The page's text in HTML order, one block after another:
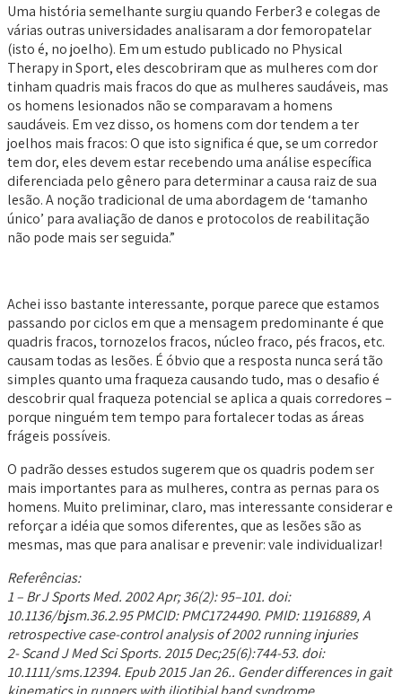
Uma história semelhante surgiu quando Ferber3 e colegas de
várias outras universidades analisaram a dor femoropatelar
(isto é, no joelho). Em um estudo publicado no Physical
Therapy in Sport, eles descobriram que as mulheres com dor
tinham quadris mais fracos do que as mulheres saudáveis, mas
os homens lesionados não se comparavam a homens
saudáveis. Em vez disso, os homens com dor tendem a ter
joelhos mais fracos: O que isto significa é que, se um corredor
tem dor, eles devem estar recebendo uma análise específica
diferenciada pelo gênero para determinar a causa raiz de sua
lesão. A noção tradicional de uma abordagem de ‘tamanho
único’ para avaliação de danos e protocolos de reabilitação
não pode mais ser seguida.”
Achei isso bastante interessante, porque parece que estamos
passando por ciclos em que a mensagem predominante é que
quadris fracos, tornozelos fracos, núcleo fraco, pés fracos, etc.
causam todas as lesões. É óbvio que a resposta nunca será tão
simples quanto uma fraqueza causando tudo, mas o desafio é
descobrir qual fraqueza potencial se aplica a quais corredores –
porque ninguém tem tempo para fortalecer todas as áreas
frágeis possíveis.
O padrão desses estudos sugerem que os quadris podem ser
mais importantes para as mulheres, contra as pernas para os
homens. Muito preliminar, claro, mas interessante considerar e
reforçar a idéia que somos diferentes, que as lesões são as
mesmas, mas que para analisar e prevenir: vale individualizar!
Referências:
1 – Br J Sports Med. 2002 Apr; 36(2): 95–101. doi:
10.1136/bjsm.36.2.95 PMCID: PMC1724490. PMID: 11916889, A
retrospective case-control analysis of 2002 running injuries
2- Scand J Med Sci Sports. 2015 Dec;25(6):744-53. doi:
10.1111/sms.12394. Epub 2015 Jan 26.. Gender differences in gait